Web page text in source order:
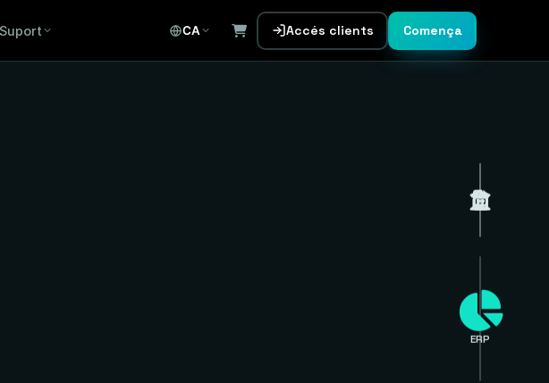
Suport CA Accés clients Comença
ERP